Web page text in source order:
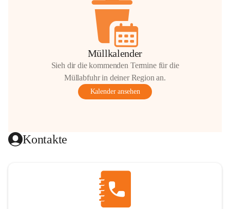
Müllkalender
Sieh dir die kommenden Termine für die
Müllabfuhr in deiner Region an.
Kalender ansehen
Kontakte